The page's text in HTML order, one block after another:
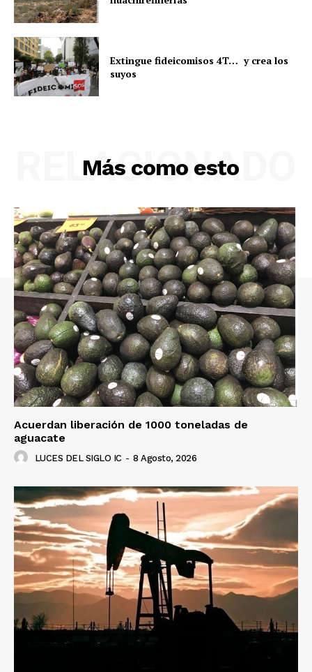
Extingue fideicomisos 4T… y crea los
suyos
Más como esto
RELACIONADO
Acuerdan liberación de 1000 toneladas de
aguacate
LUCES DEL SIGLO IC - 8 Agosto, 2026